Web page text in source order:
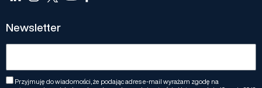
Newsletter
Przyjmuję do wiadomości, że podając adres e-mail wyrażam zgodę na